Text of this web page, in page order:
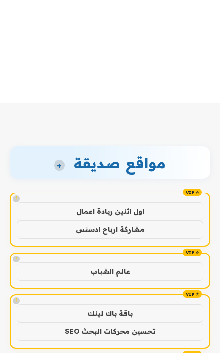
مواقع صديقة +
!
اول اثنين ريادة اعمال
مشاركة ارباح ادسنس
!
عالم الشباب
!
باقة باك لينك
تحسين محركات البحث SEO